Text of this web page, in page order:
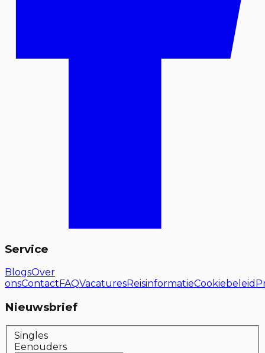
Service
BlogsOver
onsContact FAQVacaturesReisinformatieCookiebeleid
Nieuwsbrief
Singles
Eenouders